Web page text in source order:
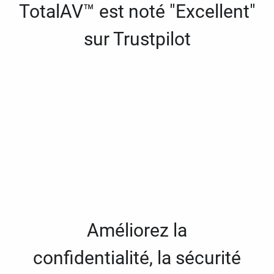
TotalAV™ est noté "Excellent"
sur Trustpilot
Améliorez la
confidentialité, la sécurité